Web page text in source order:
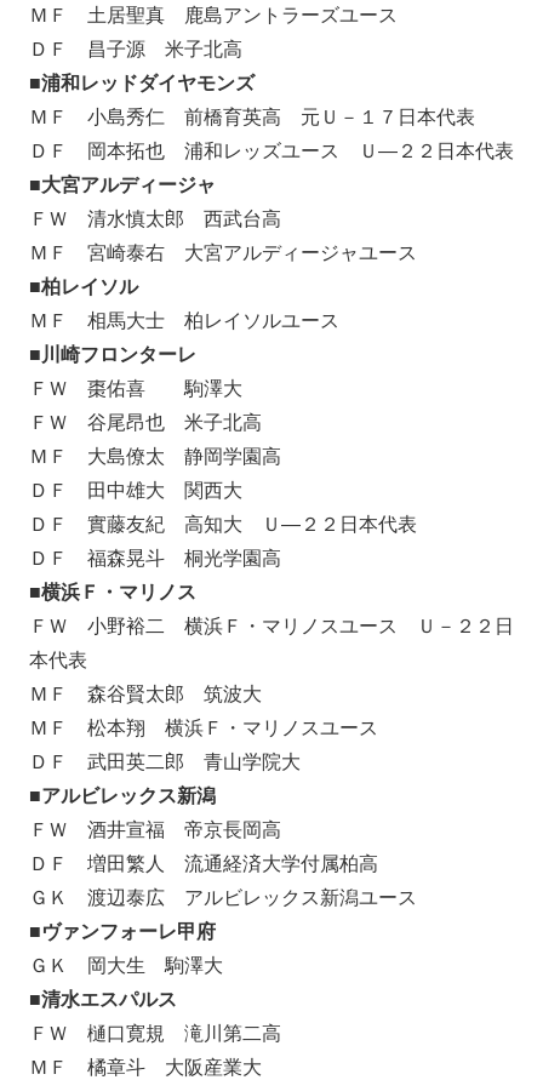
ＭＦ 土居聖真 鹿島アントラーズユース
ＤＦ 昌子源 米子北高
■浦和レッドダイヤモンズ
ＭＦ 小島秀仁 前橋育英高 元Ｕ－１７日本代表
ＤＦ 岡本拓也 浦和レッズユース Ｕ―２２日本代表
■大宮アルディージャ
ＦＷ 清水慎太郎 西武台高
ＭＦ 宮崎泰右 大宮アルディージャユース
■柏レイソル
ＭＦ 相馬大士 柏レイソルユース
■川崎フロンターレ
ＦＷ 棗佑喜 駒澤大
ＦＷ 谷尾昂也 米子北高
ＭＦ 大島僚太 静岡学園高
ＤＦ 田中雄大 関西大
ＤＦ 實藤友紀 高知大 Ｕ―２２日本代表
ＤＦ 福森晃斗 桐光学園高
■横浜Ｆ・マリノス
ＦＷ 小野裕二 横浜Ｆ・マリノスユース Ｕ－２２日
本代表
ＭＦ 森谷賢太郎 筑波大
ＭＦ 松本翔 横浜Ｆ・マリノスユース
ＤＦ 武田英二郎 青山学院大
■アルビレックス新潟
ＦＷ 酒井宣福 帝京長岡高
ＤＦ 増田繁人 流通経済大学付属柏高
ＧＫ 渡辺泰広 アルビレックス新潟ユース
■ヴァンフォーレ甲府
ＧＫ 岡大生 駒澤大
■清水エスパルス
ＦＷ 樋口寛規 滝川第二高
ＭＦ 橘章斗 大阪産業大